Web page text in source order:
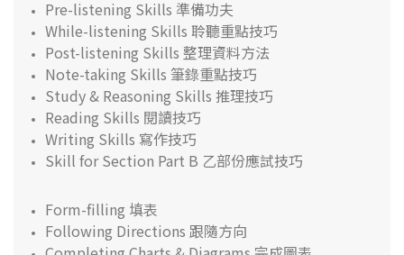
Pre-listening Skills 準備功夫
While-listening Skills 聆聽重點技巧
Post-listening Skills 整理資料方法
Note-taking Skills 筆錄重點技巧
Study & Reasoning Skills 推理技巧
Reading Skills 閱讀技巧
Writing Skills 寫作技巧
Skill for Section Part B 乙部份應試技巧
Form-filling 填表
Following Directions 跟隨方向